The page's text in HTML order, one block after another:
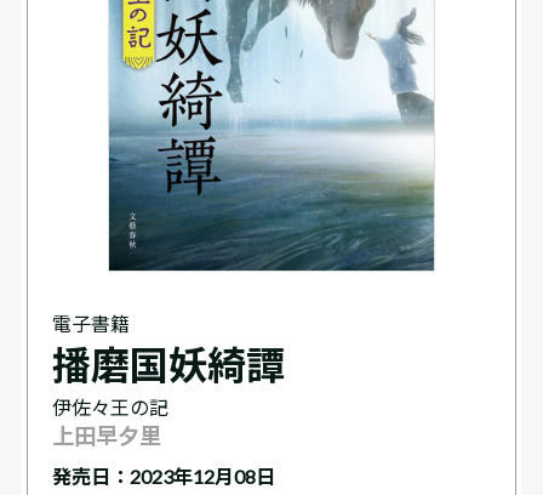
電子書籍
播磨国妖綺譚
伊佐々王の記
上田早夕里
発売日：2023年12月08日